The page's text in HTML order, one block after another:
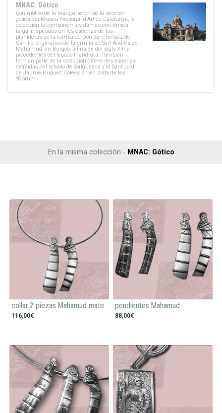
MNAC: Gótico
Con motivo de la inauguración de la sección
gótica del Museu Nacional d'Art de Catalunya, la
colección la componen las damas con túnica
larga, inspiradas en las escenas de las
plañideras de la tumba de Don Sancho Saiz de
Carrillo, originarias de la ermita de San Andrés de
Mahamud, en Burgos, a finales del siglo XIII y
procedentes del legado Plandiura. También
forman parte de la colección diferentes escenas
extraidas del retablo de Soriguerola y el Sant Jordi
de Jaume Huguet. Colección en plata de ley
925mm.
En la misma colección - MNAC: Gótico
collar 2 piezas Mahamud mate
116,00€
pendientes Mahamud
88,00€